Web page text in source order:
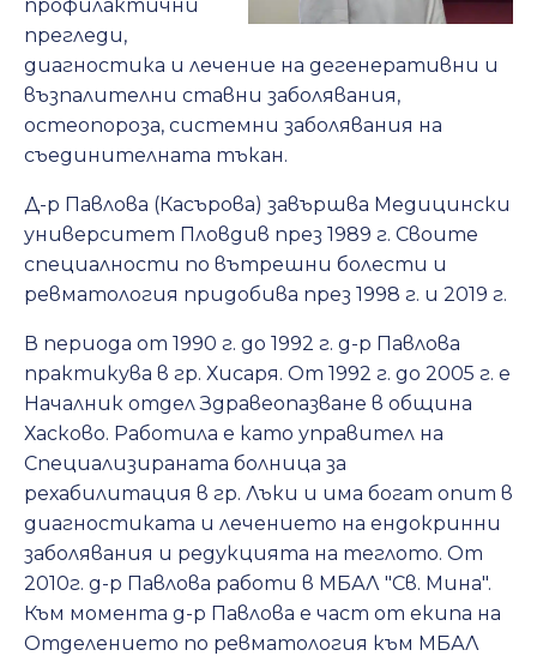
профилактични
прегледи,
диагностика и лечение на дегенеративни и
възпалителни ставни заболявания,
остеопороза, системни заболявания на
съединителната тъкан.
Д-р Павлова (Касърова) завършва Медицински
университет Пловдив през 1989 г. Своите
специалности по вътрешни болести и
ревматология придобива през 1998 г. и 2019 г.
В периода от 1990 г. до 1992 г. д-р Павлова
практикува в гр. Хисаря. От 1992 г. до 2005 г. е
Началник отдел Здравеопазване в община
Хасково. Работила е като управител на
Специализираната болница за
рехабилитация в гр. Лъки и има богат опит в
диагностиката и лечението на ендокринни
заболявания и редукцията на теглото. От
2010г. д-р Павлова работи в МБАЛ "Св. Мина".
Към момента д-р Павлова е част от екипа на
Отделението по ревматология към МБАЛ